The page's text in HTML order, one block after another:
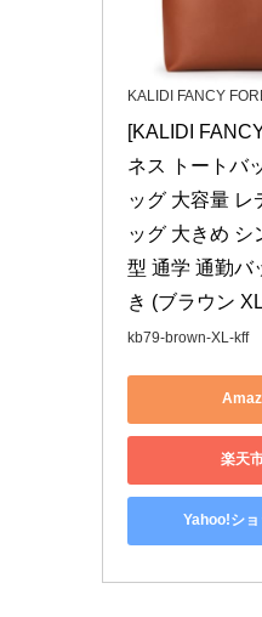
KALIDI FANCY
[KALIDI
ネス トートバ
ッグ 大容量 レ
ッグ 大きめ シ
型 通学 通勤バ
き (ブラウン
kb79-brown-XL-kff
楽天
Yahoo!シ